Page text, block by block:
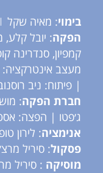
בימוי: מאיה שקל
הפקה: יובל קלע,
קמפיון, סנדרינה
מעצב
| פיתוח: ניב
חברת הפקה:
ג׳פטו | הפצה:
אנימציה: לירון
פסקול: סיריל
מוסיקה : סיריל